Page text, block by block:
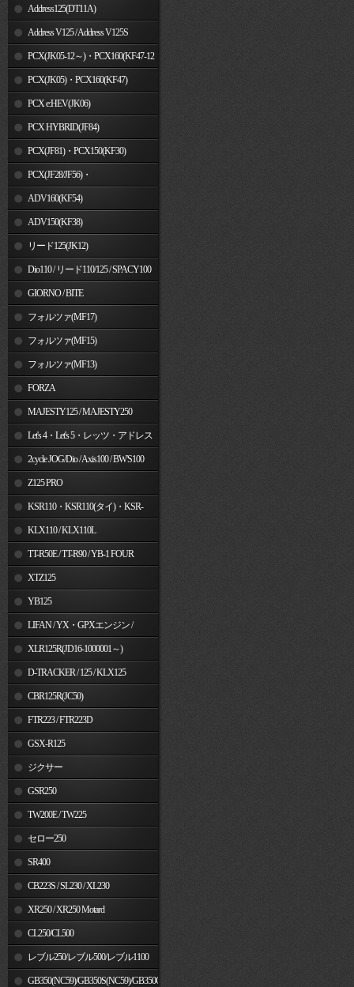
Address125(DT11A)
Address V125 / Address V125S
PCX(JK05-12～)・PCX160(KF47-12
～) PCX(JK05)・PCX160(KF47)
PCX e:HEV(JK06)
PCX HYBRID(JF84)
PCX(JF81)・PCX150(KF30)
PCX(JF28/JF56)・
PCX150(KF12/KF18)
ADV160(KF54)
ADV150(KF38)
リード125(JK12)
Dio110 / リード110/125 / SPACY100
GIORNO / BITE
フォルツァ(MF17)
フォルツァ(MF15)
フォルツァ(MF13)
FORZA
MAJESTY125 / MAJESTY250
Let's 4・Let's 5・レッツ・アドレス
V50 2cycle JOG/Dio / Axis100 / BW'S100
Z125 PRO
KSR110・KSR110(タイ)・KSR-
I/II・KSR PRO
KLX110 / KLX110L
TT-R50E / TT-R90 / YB-1 FOUR
XTZ125
YB125
LIFAN / YX・GPXエンジン /
JinchengXLR125R(JD16-1000001～)
D-TRACKER / 125 / KLX125
CBR125R(JC50)
FTR223 / FTR223D
GSX-R125
ジクサー
GSR250
TW200E / TW225
セロー250
SR400
CB223S / SL230 / XL230
XR250 / XR250 Motard
CL250/CL500
レブル250/レブル500/レブル1100
GB350(NC59)/GB350S(NC59)/GB350C(NC64)